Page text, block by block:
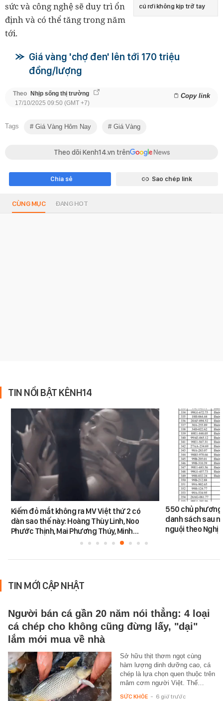
cú rơi không kịp trở tay
sức và công nghệ sẽ duy trì ổn
định và có thể tăng trong năm
tới.
Giá vàng 'chợ đen' lên tới 170 triệu
đồng/lượng
Theo Nhịp sống thị trường Copy link
17/10/2025 09:50 (GMT +7)
Tags Giá Vàng Hôm Nay Giá Vàng
Theo dõi Kenh14.vn trên
Chia sẻ Sao chép link
CÙNG MỤC ĐANG HOT
TIN NỔI BẬT KÊNH14
Kiếm đỏ mắt không ra MV Việt thứ 2 có
dàn sao thế này: Hoàng Thùy Linh, Noo
Phước Thịnh, Mai Phương Thúy, Minh…
550 chủ
danh sách sau
nguội theo Nghị
TIN MỚI CẬP NHẬT
Người bán cá gần 20 năm nói thẳng: 4 loại
cá chép cho không cũng đừng lấy, "dại"
lắm mới mua về nhà
Sở hữu thịt thơm ngọt cùng
hàm lượng dinh dưỡng cao, cá
chép là lựa chọn quen thuộc trên
mâm cơm người Việt. Thế…
SỨC KHỎE - 6 giờ trước